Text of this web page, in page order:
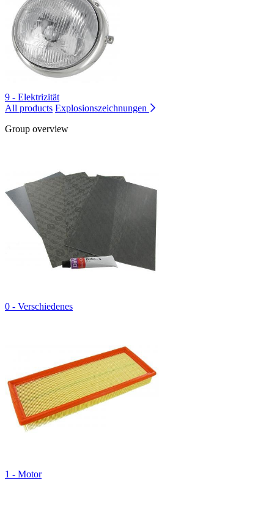
9 - Elektrizität
All products Explosionszeichnungen
Group overview
0 - Verschiedenes
1 - Motor